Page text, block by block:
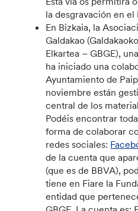
la desgravación en el
En Bizkaia, la
Galdakao
Elkartea – GBGE),
ha iniciado una
Ayuntamiento de
noviembre están
central de los
Podéis encontrar
forma de colaborar
redes sociales:
de la cuenta que
(que es de BBVA),
tiene en Fiare la
entidad que